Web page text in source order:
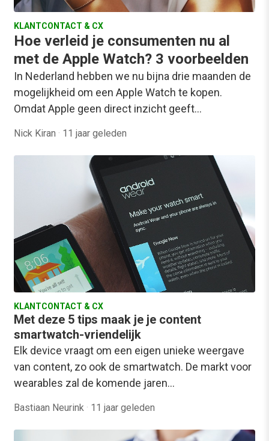
KLANTCONTACT & CX
Hoe verleid je consumenten nu al
met de Apple Watch? 3 voorbeelden
In Nederland hebben we nu bijna drie maanden de
mogelijkheid om een Apple Watch te kopen.
Omdat Apple geen direct inzicht geeft…
Nick Kiran · 11 jaar geleden
KLANTCONTACT & CX
Met deze 5 tips maak je je content
smartwatch-vriendelijk
Elk device vraagt om een eigen unieke weergave
van content, zo ook de smartwatch. De markt voor
wearables zal de komende jaren…
Bastiaan Neurink · 11 jaar geleden